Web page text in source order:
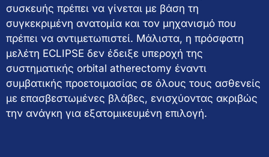
συσκευής πρέπει να γίνεται με βάση τη
συγκεκριμένη ανατομία και τον μηχανισμό που
πρέπει να αντιμετωπιστεί. Μάλιστα, η πρόσφατη
μελέτη ECLIPSE δεν έδειξε υπεροχή της
συστηματικής orbital atherectomy έναντι
συμβατικής προετοιμασίας σε όλους τους ασθενείς
με επασβεστωμένες βλάβες, ενισχύοντας ακριβώς
την ανάγκη για εξατομικευμένη επιλογή.